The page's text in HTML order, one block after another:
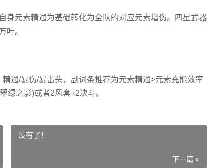
身元素精通为基础转化为全队的对应元素增伤。四星武器
叶。
通/暴伤/暴击头，副词条推荐为元素精通>元素充能效率
绿之影)或者2风套+2决斗。
没有了！
下一篇 »